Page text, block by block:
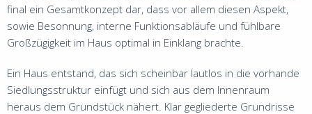
final ein Gesamtkonzept dar, dass vor allem diesen Aspekt,
sowie Besonnung, interne Funktionsabläufe und fühlbare
Großzügigkeit im Haus optimal in Einklang brachte.
Ein Haus entstand, das sich scheinbar lautlos in die vorhande
Siedlungsstruktur einfügt und sich aus dem Innenraum
heraus dem Grundstück nähert. Klar gegliederte Grundrisse